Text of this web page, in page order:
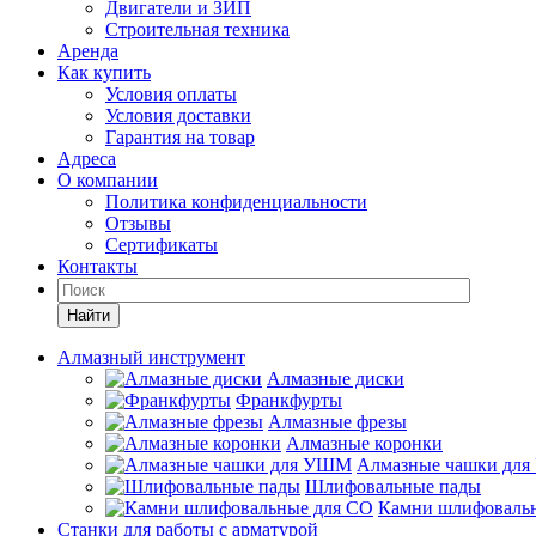
Двигатели и ЗИП
Строительная техника
Аренда
Как купить
Условия оплаты
Условия доставки
Гарантия на товар
Адреса
О компании
Политика конфиденциальности
Отзывы
Сертификаты
Контакты
Найти
Алмазный инструмент
Алмазные диски
Франкфурты
Алмазные фрезы
Алмазные коронки
Алмазные чашки
Шлифовальные пады
Камни
Станки для работы с арматурой